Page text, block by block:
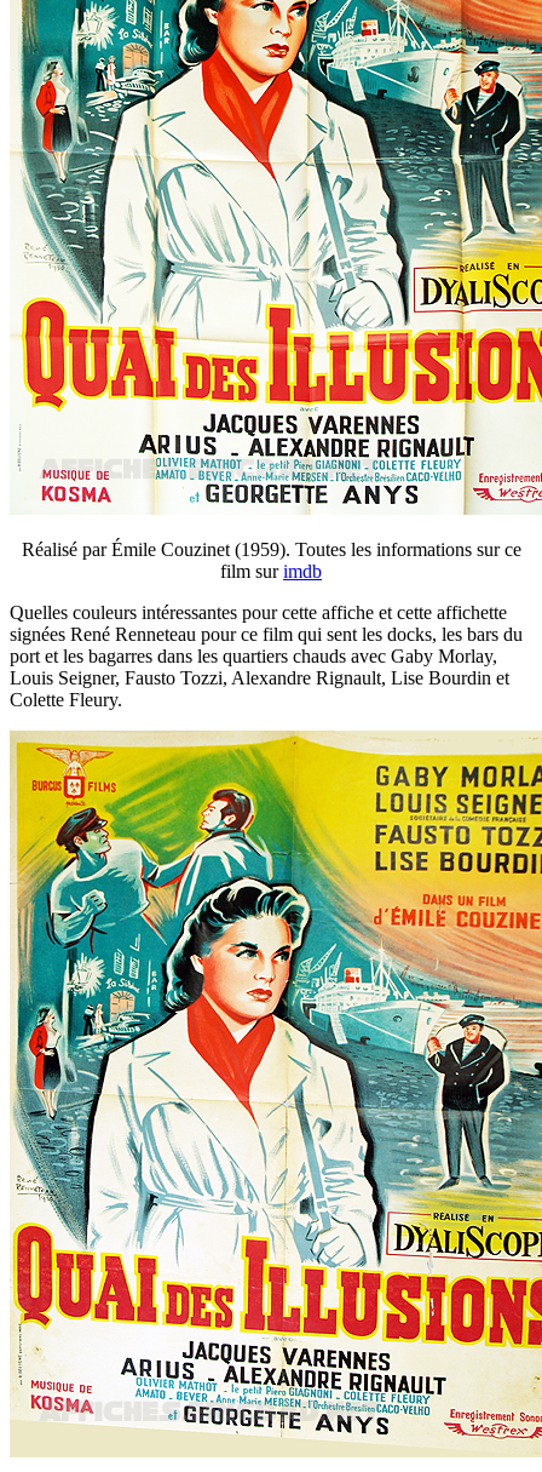
Réalisé par Émile Couzinet (1959). Toutes les informations sur ce
film surimdb
Quelles couleurs intéressantes pour cette affiche et cette affichette
signées René Renneteau pour ce film qui sent les docks, les bars du
port et les bagarres dans les quartiers chauds avec Gaby Morlay,
Louis Seigner, Fausto Tozzi, Alexandre Rignault, Lise Bourdin et
Colette Fleury.